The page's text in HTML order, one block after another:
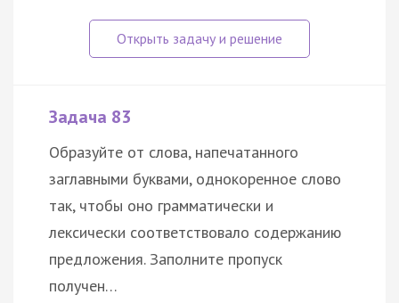
Задача 83
Образуйте от слова, напечатанного
заглавными буквами, однокоренное слово
так, чтобы оно грамматически и
лексически соответствовало содержанию
предложения. Заполните пропуск
получен…